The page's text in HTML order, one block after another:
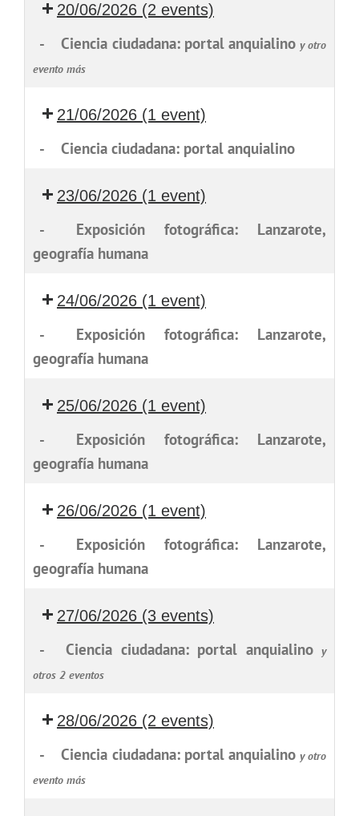
20/06/2026 (2 events)
- Ciencia ciudadana: portal anquialino y otro
evento más
21/06/2026 (1 event)
- Ciencia ciudadana: portal anquialino
23/06/2026 (1 event)
-
Exposición fotográfica: Lanzarote,
geografía humana
24/06/2026 (1 event)
-
Exposición fotográfica: Lanzarote,
geografía humana
25/06/2026 (1 event)
-
Exposición fotográfica: Lanzarote,
geografía humana
26/06/2026 (1 event)
-
Exposición fotográfica: Lanzarote,
geografía humana
27/06/2026 (3 events)
- Ciencia ciudadana: portal anquialino y
otros 2 eventos
28/06/2026 (2 events)
- Ciencia ciudadana: portal anquialino y otro
evento más